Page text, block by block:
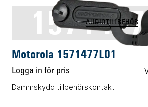
AUDIOTILLBEHÖR
Motorola 1571477L01
Logga in för pris
Dammskydd tillbehörskontakt